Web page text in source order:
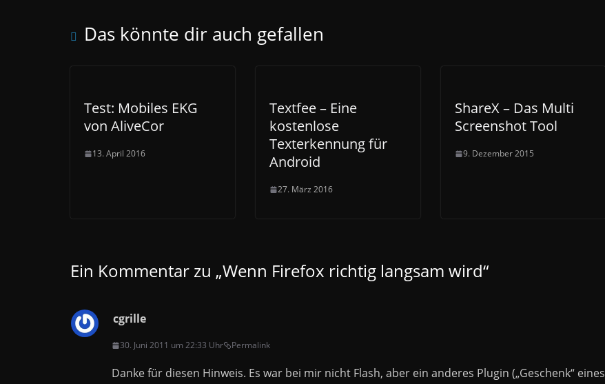
Das könnte dir auch gefallen
Test: Mobiles EKG
von AliveCor
13. April 2016
Textfee – Eine
kostenlose
Texterkennung für
Android
27. März 2016
ShareX – Das Multi
Screenshot Tool
9. Dezember 2015
Ein Kommentar zu „Wenn Firefox richtig langsam wird“
cgrille
30. Juni 2011 um 22:33 Uhr Permalink
Danke für diesen Hinweis. Es war bei mir nicht Flash, aber ein anderes Plugin („Geschenk“ eines